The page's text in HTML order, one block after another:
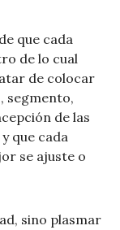
que cada
de lo cual
de colocar
segmento,
de las
que cada
se ajuste o
sino plasmar